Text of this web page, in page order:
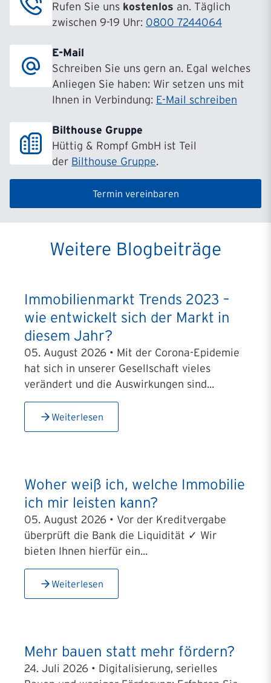
Rufen Sie uns kostenlos an. Täglich
zwischen 9-19 Uhr: 0800 7244064
E-Mail
Schreiben Sie uns gern an. Egal welches
Anliegen Sie haben: Wir setzen uns mit
Ihnen in Verbindung: E-Mail schreiben
Bilthouse Gruppe
Hüttig & Rompf GmbH ist Teil
der Bilthouse Gruppe.
Termin vereinbaren
Weitere Blogbeiträge
Immobilienmarkt Trends 2023 –
wie entwickelt sich der Markt in
diesem Jahr?
05. August 2026 • Mit der Corona-Epidemie
hat sich in unserer Gesellschaft vieles
verändert und die Auswirkungen sind...
Weiterlesen
Woher weiß ich, welche Immobilie
ich mir leisten kann?
05. August 2026 • Vor der Kreditvergabe
überprüft die Bank die Liquidität ✓ Wir
bieten Ihnen hierfür ein...
Weiterlesen
Mehr bauen statt mehr fördern?
24. Juli 2026 • Digitalisierung, serielles